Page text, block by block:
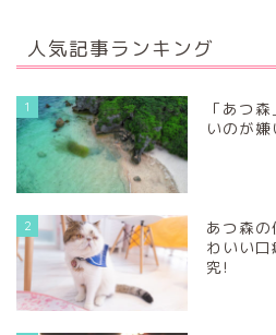
人気記事ランキング
1
「あつ
いのが
2
あつ森
わいい
究!